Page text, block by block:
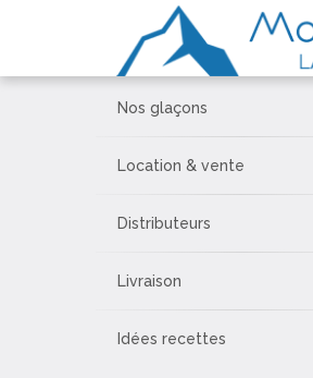
Nos glaçons
Location & vente
Distributeurs
Livraison
Idées recettes